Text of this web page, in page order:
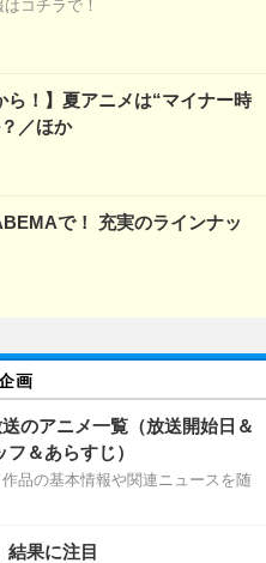
コチラで！
ら！】夏アニメは“マイナー時
／ほか
で！ 充実のラインナッ
画
送のアニメ一覧（放送開始日＆
＆あらすじ）
品の基本情報や関連ニュースを随
結果に注目